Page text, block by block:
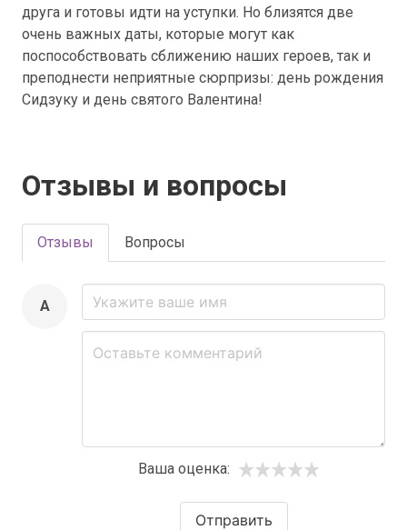
друга и готовы идти на уступки. Но близятся две
очень важных даты, которые могут как
поспособствовать сближению наших героев, так и
преподнести неприятные сюрпризы: день рождения
Сидзуку и день святого Валентина!
Отзывы и вопросы
Отзывы Вопросы
A
Ваша оценка:
Отправить